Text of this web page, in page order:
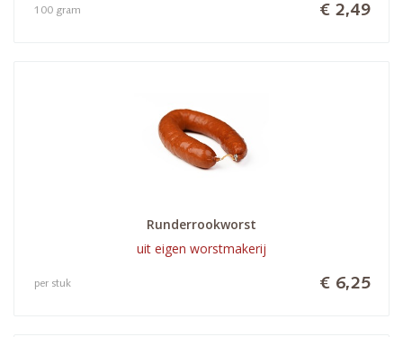
€ 2,49
100 gram
Runderrookworst
uit eigen worstmakerij
€ 6,25
per stuk